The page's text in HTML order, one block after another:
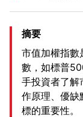
摘要
市值加權指數
數，如標普
手投資者了解
作原理、優缺
標的重要性。